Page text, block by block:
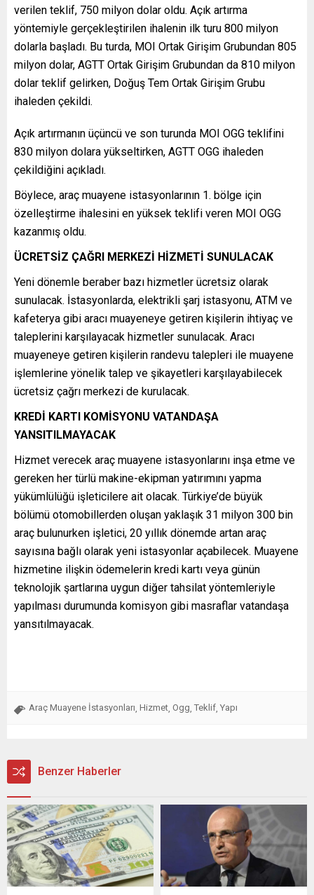
verilen teklif, 750 milyon dolar oldu. Açık artırma
yöntemiyle gerçekleştirilen ihalenin ilk turu 800 milyon
dolarla başladı. Bu turda, MOI Ortak Girişim Grubundan 805
milyon dolar, AGTT Ortak Girişim Grubundan da 810 milyon
dolar teklif gelirken, Doğuş Tem Ortak Girişim Grubu
ihaleden çekildi.
Açık artırmanın üçüncü ve son turunda MOI OGG teklifini
830 milyon dolara yükseltirken, AGTT OGG ihaleden
çekildiğini açıkladı.
Böylece, araç muayene istasyonlarının 1. bölge için
özelleştirme ihalesini en yüksek teklifi veren MOI OGG
kazanmış oldu.
ÜCRETSİZ ÇAĞRI MERKEZİ HİZMETİ SUNULACAK
Yeni dönemle beraber bazı hizmetler ücretsiz olarak
sunulacak. İstasyonlarda, elektrikli şarj istasyonu, ATM ve
kafeterya gibi aracı muayeneye getiren kişilerin ihtiyaç ve
taleplerini karşılayacak hizmetler sunulacak. Aracı
muayeneye getiren kişilerin randevu talepleri ile muayene
işlemlerine yönelik talep ve şikayetleri karşılayabilecek
ücretsiz çağrı merkezi de kurulacak.
KREDİ KARTI KOMİSYONU VATANDAŞA
YANSITILMAYACAK
Hizmet verecek araç muayene istasyonlarını inşa etme ve
gereken her türlü makine-ekipman yatırımını yapma
yükümlülüğü işleticilere ait olacak. Türkiye’de büyük
bölümü otomobillerden oluşan yaklaşık 31 milyon 300 bin
araç bulunurken işletici, 20 yıllık dönemde artan araç
sayısına bağlı olarak yeni istasyonlar açabilecek. Muayene
hizmetine ilişkin ödemelerin kredi kartı veya günün
teknolojik şartlarına uygun diğer tahsilat yöntemleriyle
yapılması durumunda komisyon gibi masraflar vatandaşa
yansıtılmayacak.
Araç Muayene İstasyonları Hizmet Ogg Teklif Yapı
Benzer Haberler